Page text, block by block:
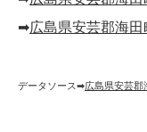
➡︎広島県安芸郡海
データソース➡︎広島県安芸郡